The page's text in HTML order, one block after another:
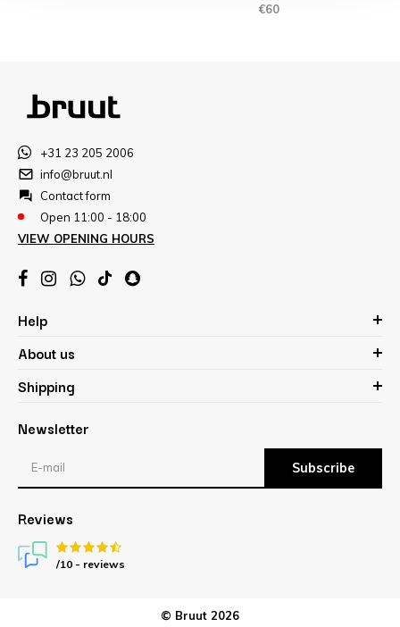
€60
+31 23 205 2006
info@bruut.nl
Contact form
Open 11:00 - 18:00
VIEW OPENING HOURS
Help
About us
Shipping
Newsletter
Subscribe
Reviews
/10 - reviews
© Bruut 2026